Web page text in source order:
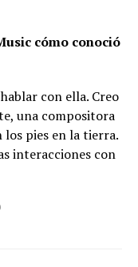
cómo conoció
con ella. Creo
una compositora
los pies en la tierra.
interacciones con